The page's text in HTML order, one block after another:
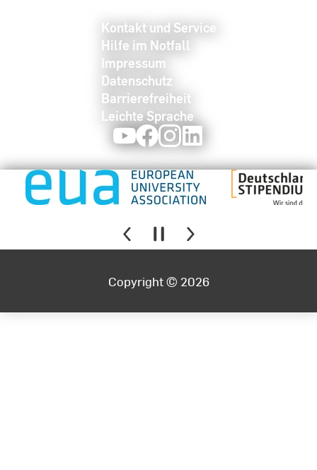
Kontakt und Service
Hilfe im Notfall
Impressum
Datenschutz
Barrierefreiheit
Leichte Sprache
YoutubeFacebookInstagram
Copyright © 2026